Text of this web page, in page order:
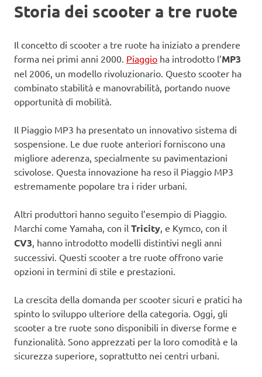
Storia dei scooter a tre ruote
Il concetto di scooter a tre ruote ha iniziato a prendere
forma nei primi anni 2000. Piaggio ha introdotto l’MP3
nel 2006, un modello rivoluzionario. Questo scooter ha
combinato stabilità e manovrabilità, portando nuove
opportunità di mobilità.
Il Piaggio MP3 ha presentato un innovativo sistema di
sospensione. Le due ruote anteriori forniscono una
migliore aderenza, specialmente su pavimentazioni
scivolose. Questa innovazione ha reso il Piaggio MP3
estremamente popolare tra i rider urbani.
Altri produttori hanno seguito l’esempio di Piaggio.
Marchi come Yamaha, con il Tricity, e Kymco, con il
CV3, hanno introdotto modelli distintivi negli anni
successivi. Questi scooter a tre ruote offrono varie
opzioni in termini di stile e prestazioni.
La crescita della domanda per scooter sicuri e pratici ha
spinto lo sviluppo ulteriore della categoria. Oggi, gli
scooter a tre ruote sono disponibili in diverse forme e
funzionalità. Sono apprezzati per la loro comodità e la
sicurezza superiore, soprattutto nei centri urbani.